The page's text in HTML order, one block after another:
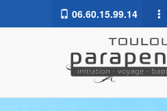
06.60.15.99.14